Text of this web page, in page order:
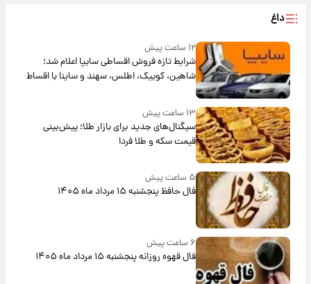
داغ
۱۲ ساعت پیش
شرایط تازه فروش اقساطی سایپا اعلام شد؛
شاهین، کوییک، اطلس، سهند و ساینا با اقساط
بلندمدت + جدول
۱۳ ساعت پیش
سیگنال‌های جدید برای بازار طلا؛ پیش‌بینی
قیمت سکه و طلا فردا
۵ ساعت پیش
فال حافظ پنجشنبه ۱۵ مرداد ماه ۱۴۰۵
۶ ساعت پیش
فال قهوه روزانه پنجشنبه ۱۵ مرداد ماه ۱۴۰۵